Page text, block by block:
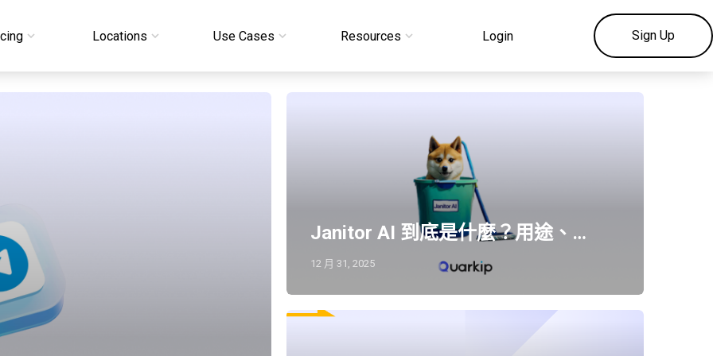
Locations Use Cases Resources Login
Sign Up
Janitor AI 到底是什麼？用途、…
12 月 31, 2025